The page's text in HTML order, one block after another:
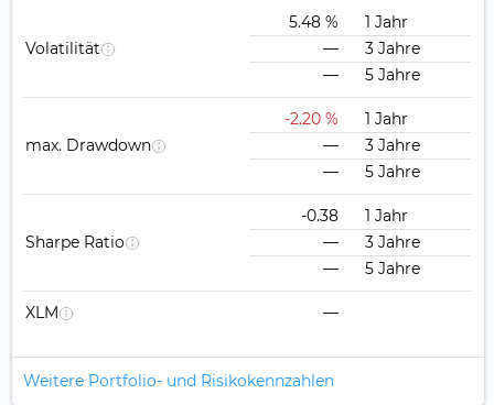
Volatilität
5.48 %
1 Jahr
—
3 Jahre
—
5 Jahre
max. Drawdown
-2.20 %
1 Jahr
—
3 Jahre
—
5 Jahre
Sharpe Ratio
-0.38
1 Jahr
—
3 Jahre
—
5 Jahre
XLM —
Weitere Portfolio- und Risikokennzahlen